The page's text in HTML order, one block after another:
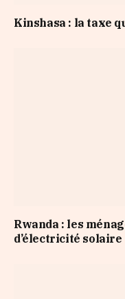
Kinshasa : la taxe
Rwanda : les
d’électricité solaire